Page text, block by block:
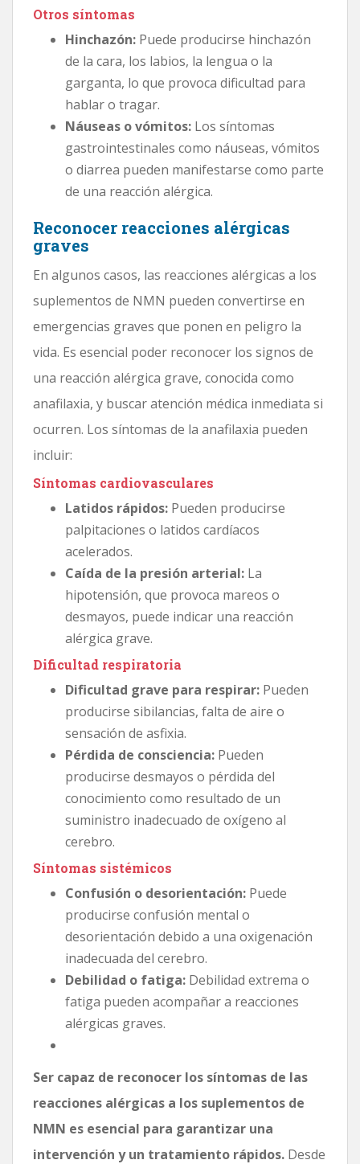
Otros síntomas
Hinchazón: Puede producirse hinchazón
de la cara, los labios, la lengua o la
garganta, lo que provoca dificultad para
hablar o tragar.
Náuseas o vómitos: Los síntomas
gastrointestinales como náuseas, vómitos
o diarrea pueden manifestarse como parte
de una reacción alérgica.
Reconocer reacciones alérgicas
graves
En algunos casos, las reacciones alérgicas a los
suplementos de NMN pueden convertirse en
emergencias graves que ponen en peligro la
vida. Es esencial poder reconocer los signos de
una reacción alérgica grave, conocida como
anafilaxia, y buscar atención médica inmediata si
ocurren. Los síntomas de la anafilaxia pueden
incluir:
Síntomas cardiovasculares
Latidos rápidos: Pueden producirse
palpitaciones o latidos cardíacos
acelerados.
Caída de la presión arterial: La
hipotensión, que provoca mareos o
desmayos, puede indicar una reacción
alérgica grave.
Dificultad respiratoria
Dificultad grave para respirar: Pueden
producirse sibilancias, falta de aire o
sensación de asfixia.
Pérdida de consciencia: Pueden
producirse desmayos o pérdida del
conocimiento como resultado de un
suministro inadecuado de oxígeno al
cerebro.
Síntomas sistémicos
Confusión o desorientación: Puede
producirse confusión mental o
desorientación debido a una oxigenación
inadecuada del cerebro.
Debilidad o fatiga: Debilidad extrema o
fatiga pueden acompañar a reacciones
alérgicas graves.
Ser capaz de reconocer los síntomas de las
reacciones alérgicas a los suplementos de
NMN es esencial para garantizar una
intervención y un tratamiento rápidos. Desde